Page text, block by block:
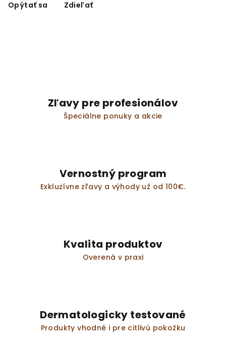
Opýtať sa Zdieľať
Zľavy pre profesionálov
Špeciálne ponuky a akcie
Vernostný program
Exkluzívne zľavy a výhody už od 100€.
Kvalita produktov
Overená v praxi
Dermatologicky testované
Produkty vhodné i pre citlivú pokožku